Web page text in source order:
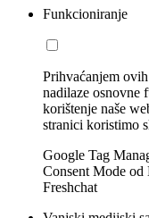
Funkcioniranje
Prihvaćanjem
nadilaze osnovne
korištenje naše
stranici koristimo
Google Tag
Consent Mode
Freshchat